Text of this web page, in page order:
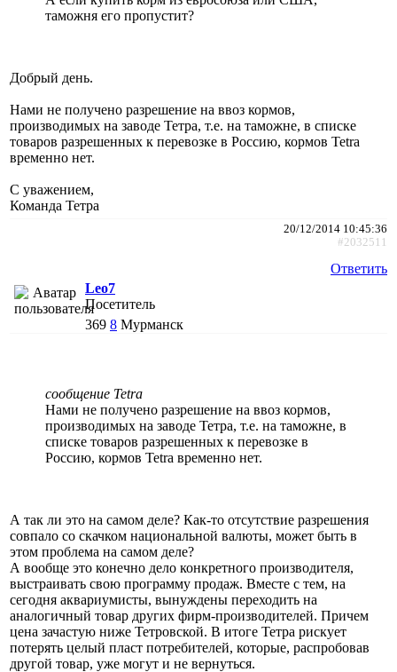
таможня его пропустит?
Добрый день.
Нами не получено разрешение на ввоз кормов,
производимых на заводе Тетра, т.е. на таможне, в списке
товаров разрешенных к перевозке в Россию, кормов Tetra
временно нет.
С уважением,
Команда Тетра
20/12/2014 10:45:36
#2032511
Ответить
Leo7
Посетитель
369 8 Мурманск
сообщение Tetra
Нами не получено разрешение на ввоз кормов,
производимых на заводе Тетра, т.е. на таможне, в
списке товаров разрешенных к перевозке в
Россию, кормов Tetra временно нет.
А так ли это на самом деле? Как-то отсутствие разрешения
совпало со скачком национальной валюты, может быть в
этом проблема на самом деле?
А вообще это конечно дело конкретного производителя,
выстраивать свою программу продаж. Вместе с тем, на
сегодня аквариумисты, вынуждены переходить на
аналогичный товар других фирм-производителей. Причем
цена зачастую ниже Тетровской. В итоге Тетра рискует
потерять целый пласт потребителей, которые, распробовав
другой товар, уже могут и не вернуться.